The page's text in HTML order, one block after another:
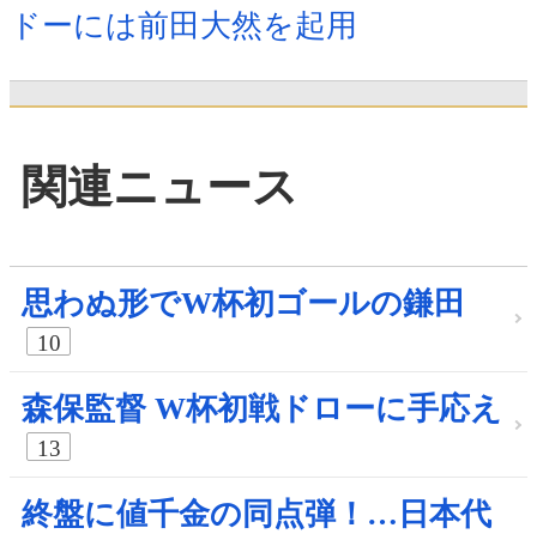
ドーには前田大然を起用
関連ニュース
思わぬ形でW杯初ゴールの鎌田
10
森保監督 W杯初戦ドローに手応え
13
終盤に値千金の同点弾！…日本代